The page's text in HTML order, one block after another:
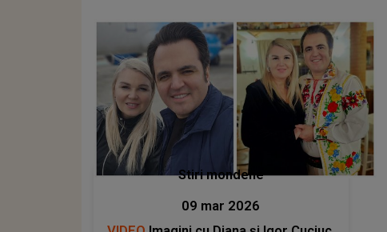
amenințarea unui polițist în..."
Stiri mondene
09 mar 2026